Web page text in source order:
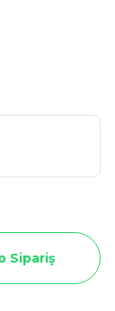
Sipariş